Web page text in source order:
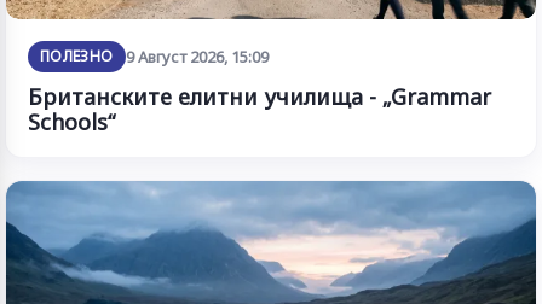
ПОЛЕЗНО 9 Август 2026, 15:09
Британските елитни училища - „Grammar
Schools“